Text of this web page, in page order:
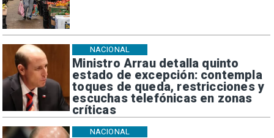
Ministro Arrau detalla quinto
estado de excepción: contempla
toques de queda, restricciones y
escuchas telefónicas en zonas
críticas
NACIONAL
NACIONAL